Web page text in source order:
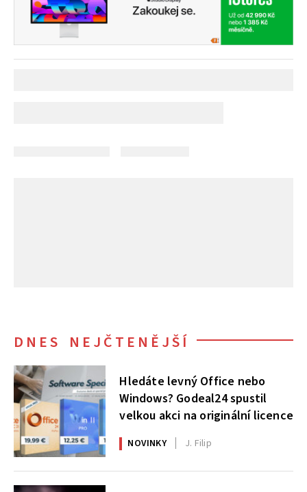
DNES NEJČTENĚJŠÍ
Hledáte levný Office nebo
Windows? Godeal24 spustil
velkou akci na originální licence
NOVINKY J. Filip